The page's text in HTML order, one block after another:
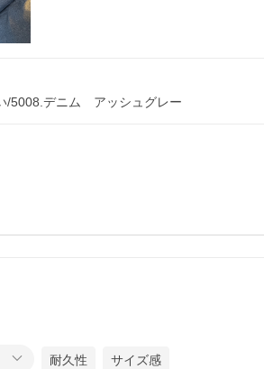
5008.デニム アッシュグレー
耐久性 サイズ感